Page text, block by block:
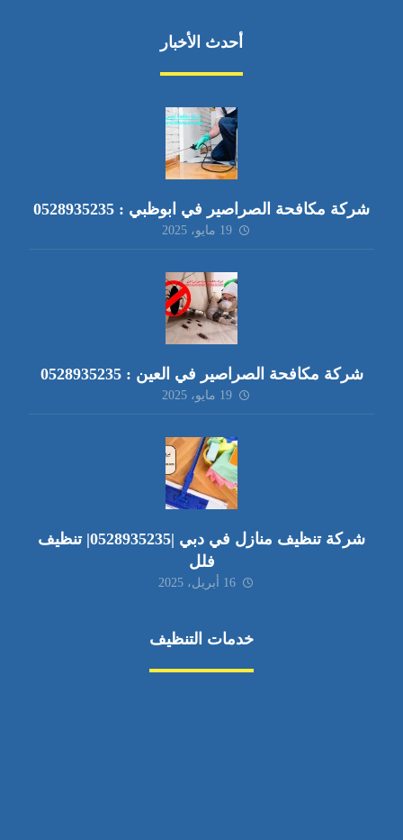
أحدث الأخبار
شركة مكافحة الصراصير في ابوظبي : 0528935235
19 مايو، 2025
شركة مكافحة الصراصير في العين : 0528935235
19 مايو، 2025
شركة تنظيف منازل في دبي |0528935235| تنظيف
فلل
16 أبريل، 2025
خدمات التنظيف